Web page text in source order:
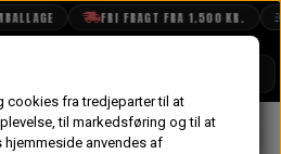
FRI FRAGT FRA 1.500 KR.
Gearkasse & Drivlinje
cookies fra tredjeparter til at
til markedsføring og til at
anvendes af